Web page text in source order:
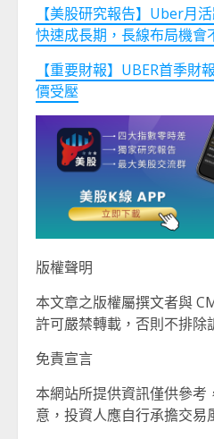
【美股研究報告】Uber月
快速成長期，長線布局機會
【重要財報】UBER首季財
價受壓
版權聲明
本文章之版權屬撰文者與
許可嚴禁轉載，否則不排除
免責宣言
本網站所提供資訊僅供參考
意，投資人應自行承擔交易